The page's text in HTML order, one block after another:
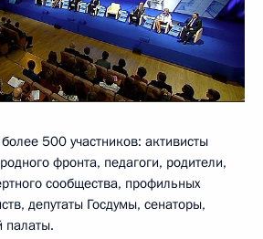
500 участников: активисты
фронта, педагоги, родители,
сообщества, профильных
депутаты Госдумы, сенаторы,
палаты.